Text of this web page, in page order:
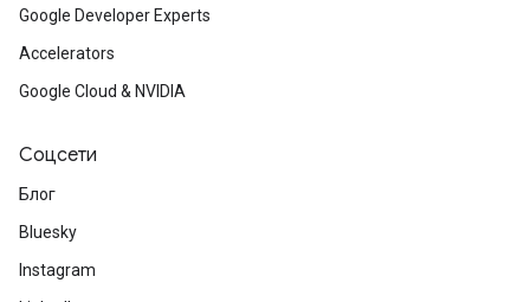
Google Developer Experts
Accelerators
Google Cloud & NVIDIA
Соцсети
Блог
Bluesky
Instagram